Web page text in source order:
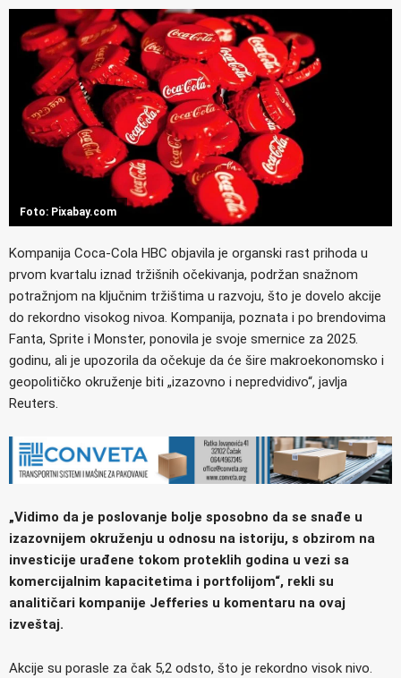
Foto: Pixabay.com
Kompanija Coca-Cola HBC objavila je organski rast prihoda u
prvom kvartalu iznad tržišnih očekivanja, podržan snažnom
potražnjom na ključnim tržištima u razvoju, što je dovelo akcije
do rekordno visokog nivoa. Kompanija, poznata i po brendovima
Fanta, Sprite i Monster, ponovila je svoje smernice za 2025.
godinu, ali je upozorila da očekuje da će šire makroekonomsko i
geopolitičko okruženje biti „izazovno i nepredvidivo“, javlja
Reuters.
„Vidimo da je poslovanje bolje sposobno da se snađe u
izazovnijem okruženju u odnosu na istoriju, s obzirom na
investicije urađene tokom proteklih godina u vezi sa
komercijalnim kapacitetima i portfolijom“, rekli su
analitičari kompanije Jefferies u komentaru na ovaj
izveštaj.
Akcije su porasle za čak 5,2 odsto, što je rekordno visok nivo.